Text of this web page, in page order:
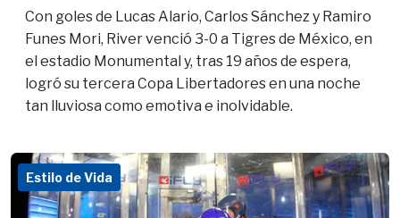
Con goles de Lucas Alario, Carlos Sánchez y Ramiro
Funes Mori, River venció 3-0 a Tigres de México, en
el estadio Monumental y, tras 19 años de espera,
logró su tercera Copa Libertadores en una noche
tan lluviosa como emotiva e inolvidable.
Estilo de Vida